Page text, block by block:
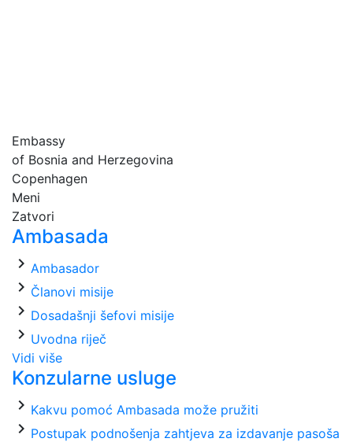
Embassy
of Bosnia and Herzegovina
Copenhagen
Meni
Zatvori
Ambasada
chevron_right Ambasador
chevron_right Članovi misije
chevron_right Dosadašnji šefovi misije
chevron_right Uvodna riječ
Vidi više
Konzularne usluge
chevron_right Kakvu pomoć Ambasada može pružiti
chevron_right Postupak podnošenja zahtjeva za izdavanje pasoša